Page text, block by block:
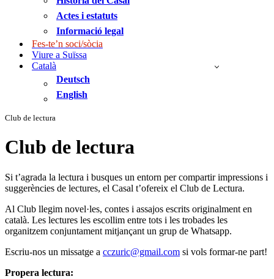
Actes i estatuts
Informació legal
Fes-te’n soci/sòcia
Viure a Suïssa
Català
Deutsch
English
Club de lectura
Club de lectura
Si t’agrada la lectura i busques un entorn per compartir impressions i
suggerències de lectures, el Casal t’ofereix el Club de Lectura.
Al Club llegim novel·les, contes i assajos escrits originalment en
català. Les lectures les escollim entre tots i les trobades les
organitzem conjuntament mitjançant un grup de Whatsapp.
Escriu-nos un missatge a cczuric@gmail.com si vols formar-ne part!
Propera lectura: